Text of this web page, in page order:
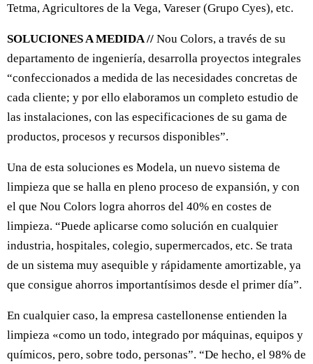
Tetma, Agricultores de la Vega, Vareser (Grupo Cyes), etc.
SOLUCIONES A MEDIDA // Nou Colors, a través de su
departamento de ingeniería, desarrolla proyectos integrales
“confeccionados a medida de las necesidades concretas de
cada cliente; y por ello elaboramos un completo estudio de
las instalaciones, con las especificaciones de su gama de
productos, procesos y recursos disponibles”.
Una de esta soluciones es Modela, un nuevo sistema de
limpieza que se halla en pleno proceso de expansión, y con
el que Nou Colors logra ahorros del 40% en costes de
limpieza. “Puede aplicarse como solución en cualquier
industria, hospitales, colegio, supermercados, etc. Se trata
de un sistema muy asequible y rápidamente amortizable, ya
que consigue ahorros importantísimos desde el primer día”.
En cualquier caso, la empresa castellonense entienden la
limpieza «como un todo, integrado por máquinas, equipos y
químicos, pero, sobre todo, personas”. “De hecho, el 98% de